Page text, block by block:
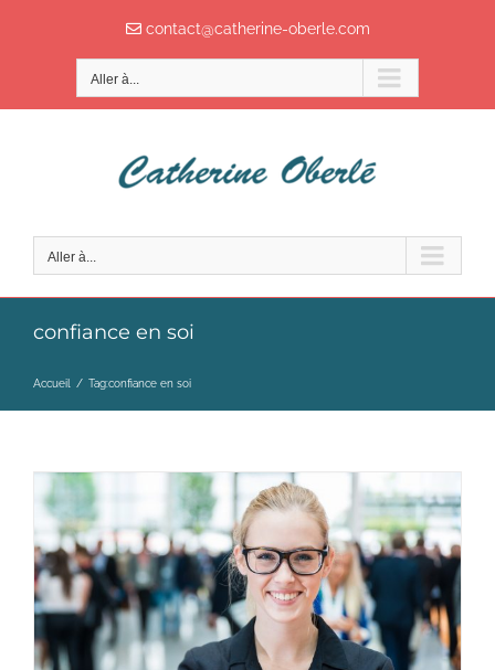
contact@catherine-oberle.com
Aller à...
Aller à...
confiance en soi
Accueil / Tag:confiance en soi